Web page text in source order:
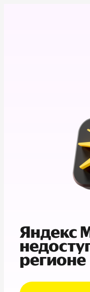
Яндекс
регионе